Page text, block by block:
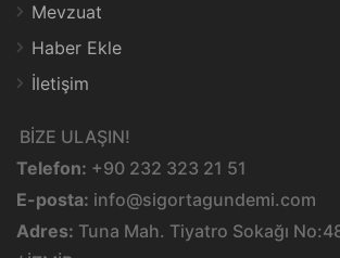
Mevzuat
Haber Ekle
İletişim
BİZE ULAŞIN!
Telefon: +90 232 323 21 51
E-posta: info@sigortagundemi.com
Adres: Tuna Mah. Tiyatro Sokağı